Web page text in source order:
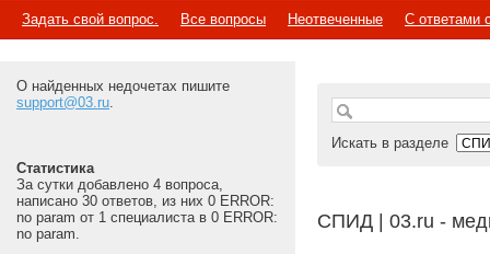
Задать свой вопрос. Все вопросы Неотвеченные С ответами
О найденных недочетах пишите
support@03.ru.
Статистика
За сутки добавлено 4 вопроса,
написано 30 ответов, из них 0 ERROR:
no param от 1 специалиста в 0 ERROR:
no param.
Искать в разделе
СПИД | 03.ru -